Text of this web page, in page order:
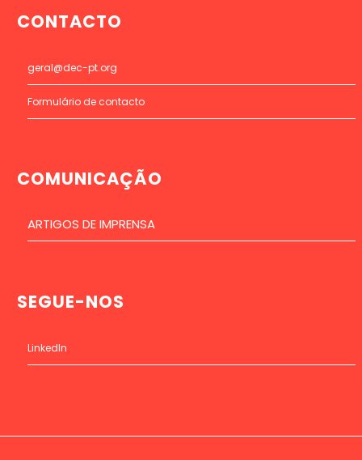
CONTACTO
geral@dec-pt.org
Formulário de contacto
COMUNICAÇÃO
ARTIGOS DE IMPRENSA
SEGUE-NOS
LinkedIn